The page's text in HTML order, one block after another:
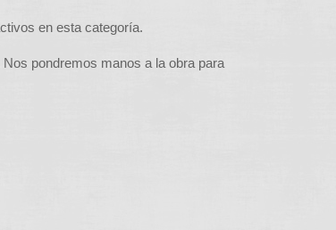
en esta categoría.
pondremos manos a la obra para